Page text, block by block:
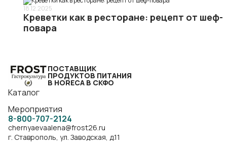
18.12.2025
Креветки как в ресторане: рецепт от шеф-
повара
ПОСТАВЩИК
ПРОДУКТОВ ПИТАНИЯ
В HORECA В СКФО
Каталог
Мероприятия
8-800-707-2124
chernyaevaalena@frost26.ru
г. Ставрополь, ул. Заводская, д.11